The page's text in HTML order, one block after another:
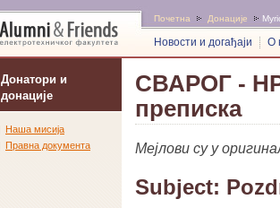
Почетна Донације
Новости и догађаји О
Донатори и
донације
Наша мисија
Правна документа
СВАРОГ -
преписка
Мејлови су у
Subject: